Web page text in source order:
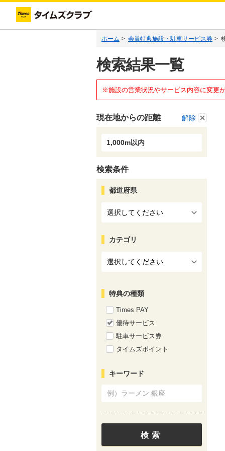
ホーム > 会員特典施設・駐車サービス券 >
検索結果一覧
※施設の営業状況やサービス内容に変更
現在地からの距離 解除
1,000m以内
検索条件
都道府県
カテゴリ
特典の種類
Times PAY
優待サービス
駐車サービス券
タイムズポイント
キーワード